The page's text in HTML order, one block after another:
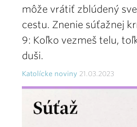
môže vrátiť zblúdený
cestu. Znenie súťažnej
9: Koľko vezmeš telu,
duši.
Katolícke noviny 21.03.2023